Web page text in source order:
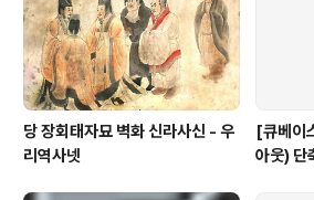
당 장회태자묘 벽화 신라사신 - 우
리역사넷
[큐베이
아웃) 단